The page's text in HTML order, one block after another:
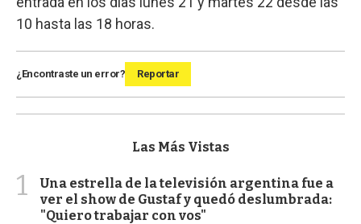
10 hasta las 18 horas.
¿Encontraste un error? Reportar
Las Más Vistas
1
Una estrella de la televisión argentina fue a
ver el show de Gustaf y quedó deslumbrada:
"Quiero trabajar con vos"